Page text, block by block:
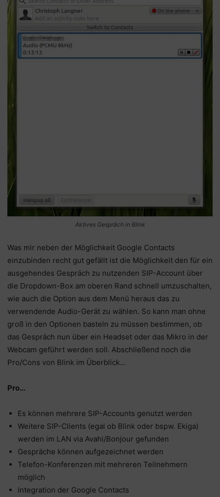
Aktives Gespräch in Blink
Was mir neben der Möglichkeit Google Contacts
einzubinden recht gut gefällt ist die Möglichkeit den für ein
ausgehendes Gespräch zu nutzenden SIP-Account über
die Dropdown-Box am oberen Rand schnell umzuschalten,
wie auch die Option aus dem Menü heraus das zu
verwendende Audio-Gerät zu wählen. So kann man ohne
groß in den Optionen basteln zu müssen bestimmen, ob
das Gespräch nun über ein Headset oder das Mikro in der
Webcam geführt werden soll. Abschließend noch die
Pro/Cons von Blink im Überblick…
Pro…
Es können mehrere SIP-Accounts genutzt werden
Weitere SIP-Clients (egal ob Blink oder bspw. Ekiga)
werden im LAN via Avahi/Bonjour gefunden
Gespräche können aufgezeichnet werden
Telefon-Konferenzen mit mehreren Teilnehmern
möglich
Integration der Google Contacts